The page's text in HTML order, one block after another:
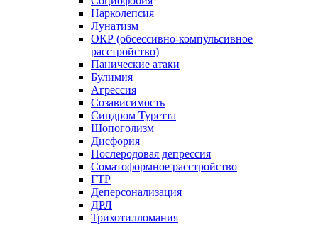
Нарколепсия
Лунатизм
ОКР (обсессивно-компульсивное
расстройство)
Панические атаки
Булимия
Агрессия
Созависимость
Синдром Туретта
Шопоголизм
Дисфория
Послеродовая депрессия
Соматоформное расстройство
ГТР
Деперсонализация
ДРЛ
Трихотилломания